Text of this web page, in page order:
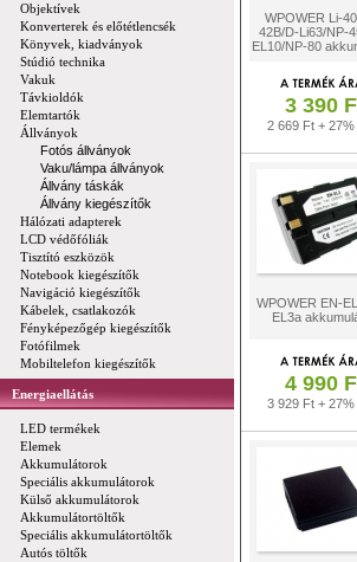
Objektívek
Konverterek és előtétlencsék
Könyvek, kiadványok
Stúdió technika
Vakuk
Távkioldók
Elemtartók
Állványok
Fotós állványok
Vaku/lámpa állványok
Állvány táskák
Állvány kiegészítők
Hálózati adapterek
LCD védőfóliák
Tisztító eszközök
Notebook kiegészítők
Navigáció kiegészítők
Kábelek, csatlakozók
Fényképezőgép kiegészítők
Fotófilmek
Mobiltelefon kiegészítők
Energiaellátás
LED termékek
Elemek
Akkumulátorok
Speciális akkumulátorok
Külső akkumulátorok
Akkumulátortöltők
Speciális akkumulátortöltők
Autós töltők
WPOWER Li-
42B/D-Li63/NP-
EL10/NP-80
3 390
2 669 Ft + 27%
WPOWER EN-
EL3a
4 990
3 929 Ft + 27%